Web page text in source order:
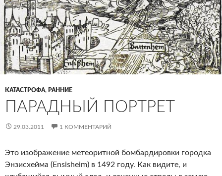
КАТАСТРОФА, РАННИЕ
ПАРАДНЫЙ ПОРТРЕТ
29.03.2011 1 КОММЕНТАРИЙ
Это изображение метеоритной бомбардировки городка
Энзисхейма (Ensisheim) в 1492 году. Как видите, и